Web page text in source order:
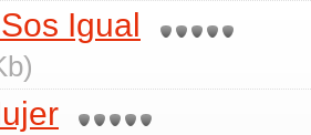
Igual